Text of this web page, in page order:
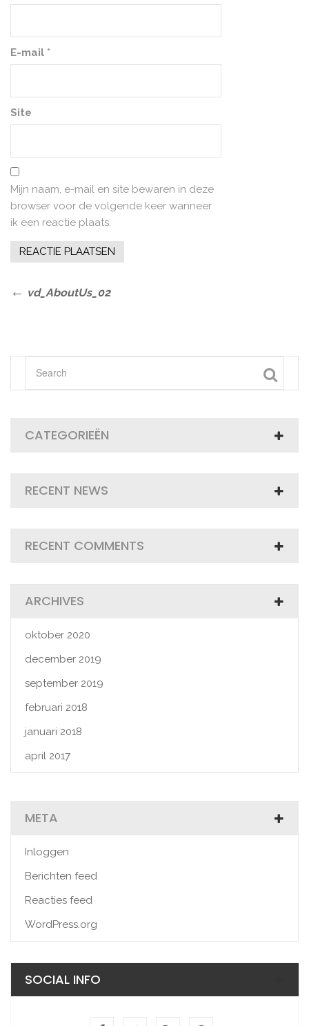
E-mail *
Site
Mijn naam, e-mail en site bewaren in deze
browser voor de volgende keer wanneer
ik een reactie plaats.
Bericht
Previous
vd_AboutUs_02
CATEGORIEËN
RECENT NEWS
RECENT COMMENTS
ARCHIVES
oktober 2020
december 2019
september 2019
februari 2018
januari 2018
april 2017
META
Inloggen
Berichten feed
Reacties feed
WordPress.org
SOCIAL INFO